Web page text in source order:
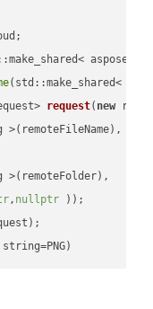
(std::make_shared<
request( new
>(remoteFileName),
>(remoteFolder),
, nullptr ))